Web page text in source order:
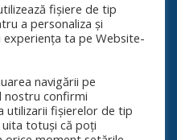
fișiere de tip
a personaliza și
ta pe Website-
navigării pe
nostru confirmi
utilizarii fișierelor de tip
uita totuși că poți